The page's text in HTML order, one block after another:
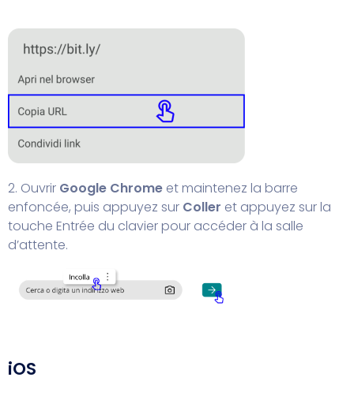
2. Ouvrir Google Chrome et maintenez la barre
enfoncée, puis appuyez sur Coller et appuyez sur la
touche Entrée du clavier pour accéder à la salle
d’attente.
iOS